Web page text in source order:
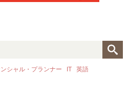
シャル・プランナー IT 英語